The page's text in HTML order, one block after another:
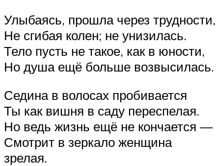
Улыбаясь, прошла через трудности,
Не сгибая колен; не унизилась.
Тело пусть не такое, как в юности,
Но душа ещё больше возвысилась.
Седина в волосах пробивается
Ты как вишня в саду переспелая.
Но ведь жизнь ещё не кончается —
Смотрит в зеркало женщина
зрелая.